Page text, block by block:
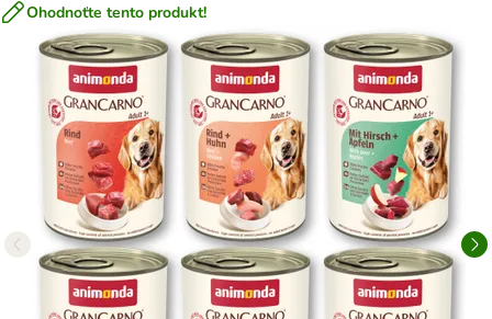
Ohodnoťte tento produkt!